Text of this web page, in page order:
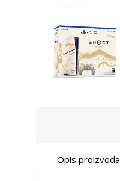
Opis proizvoda